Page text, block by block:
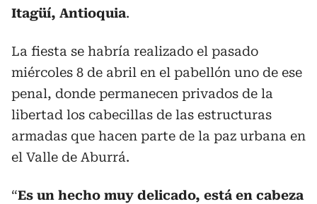
Itagüí, Antioquia.
La fiesta se habría realizado el pasado
miércoles 8 de abril en el pabellón uno de ese
penal, donde permanecen privados de la
libertad los cabecillas de las estructuras
armadas que hacen parte de la paz urbana en
el Valle de Aburrá.
“Es un hecho muy delicado, está en cabeza